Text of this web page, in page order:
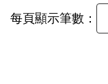
每頁顯示筆數：